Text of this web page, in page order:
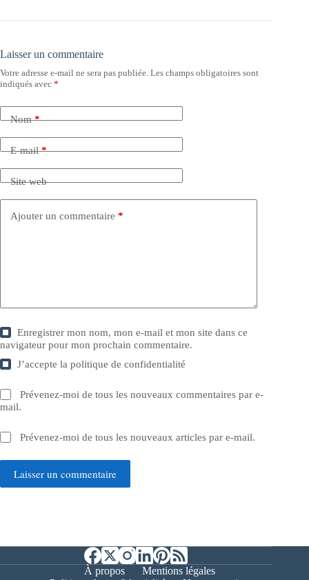
Laisser un commentaire
Votre adresse e-mail ne sera pas publiée. Les champs obligatoires sont
indiqués avec *
Nom*
E-mail*
Site web
Ajouter un commentaire *
Enregistrer mon nom, mon e-mail et mon site dans ce
navigateur pour mon prochain commentaire.
J’accepte lapolitique de confidentialité
Prévenez-moi de tous les nouveaux commentaires par e-
mail.
Prévenez-moi de tous les nouveaux articles par e-mail.
Laisser un commentaire
À propos
Mentions légales